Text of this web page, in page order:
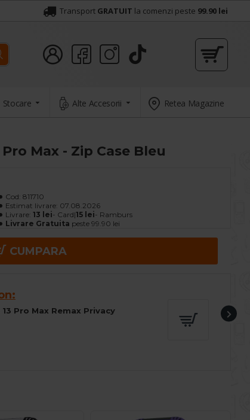
Transport GRATUIT la comenzi peste 99.90 lei
Stocare Alte Accesorii Retea Magazine
Max - Zip Case Bleu
Cod: 811710
Estimat livrare: 07.08.2026
Livrare: 13 lei- Card|15 lei- Ramburs
Livrare Gratuita peste 99.90 lei
CUMPARA
Pro Max Remax Privacy